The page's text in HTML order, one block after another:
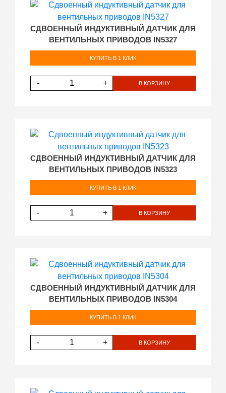
СДВОЕННЫЙ ИНДУКТИВНЫЙ ДАТЧИК ДЛЯ
ВЕНТИЛЬНЫХ ПРИВОДОВ IN5327
КУПИТЬ В 1 КЛИК
- + В КОРЗИНУ
СДВОЕННЫЙ ИНДУКТИВНЫЙ ДАТЧИК ДЛЯ
ВЕНТИЛЬНЫХ ПРИВОДОВ IN5323
КУПИТЬ В 1 КЛИК
- + В КОРЗИНУ
СДВОЕННЫЙ ИНДУКТИВНЫЙ ДАТЧИК ДЛЯ
ВЕНТИЛЬНЫХ ПРИВОДОВ IN5304
КУПИТЬ В 1 КЛИК
- + В КОРЗИНУ